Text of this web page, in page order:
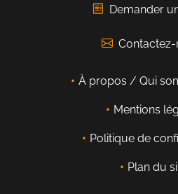
Demander
À propos / Qui
Mentions
Politique de
Plan du